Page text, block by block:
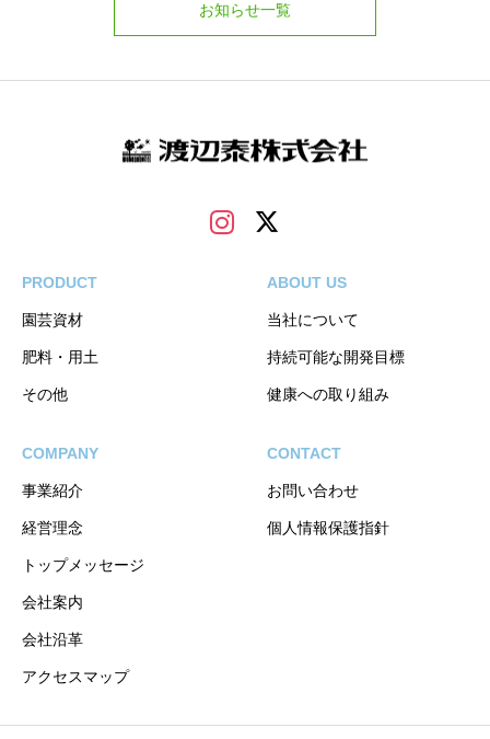
お知らせ一覧
PRODUCT
園芸資材
肥料・用土
その他
ABOUT US
当社について
持続可能な開発目標
健康への取り組み
COMPANY
事業紹介
経営理念
トップメッセージ
会社案内
会社沿革
アクセスマップ
CONTACT
お問い合わせ
個人情報保護指針